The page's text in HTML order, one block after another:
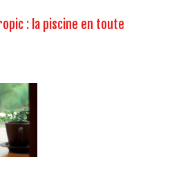
: la piscine en toute